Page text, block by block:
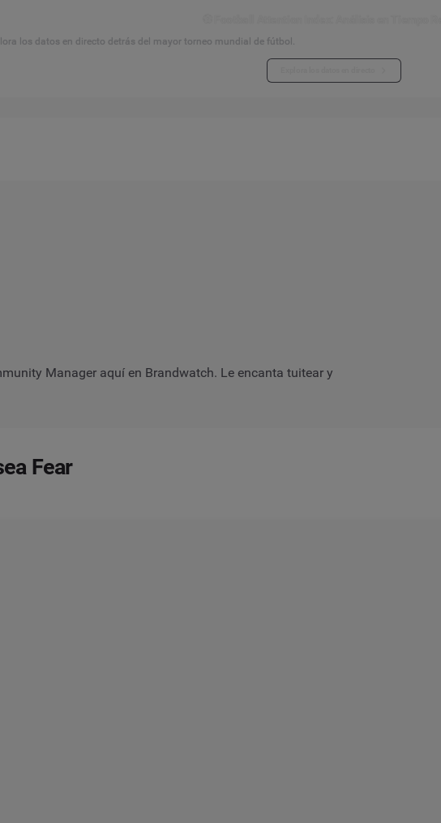
los datos en directo detrás del mayor torneo mundial de fútbol.
Manager aquí en Brandwatch. Le encanta tuitear y
Fear